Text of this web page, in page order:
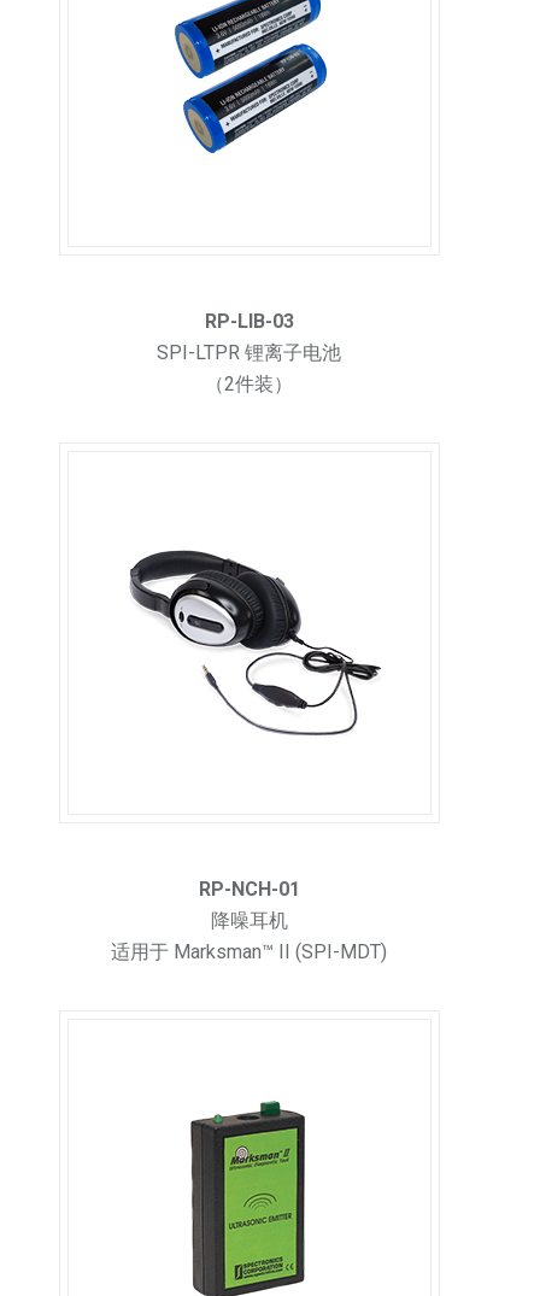
RP-LIB-03
SPI-LTPR 锂离子电池
（2件装）
RP-NCH-01
降噪耳机
适用于 Marksman™ II (SPI-MDT)